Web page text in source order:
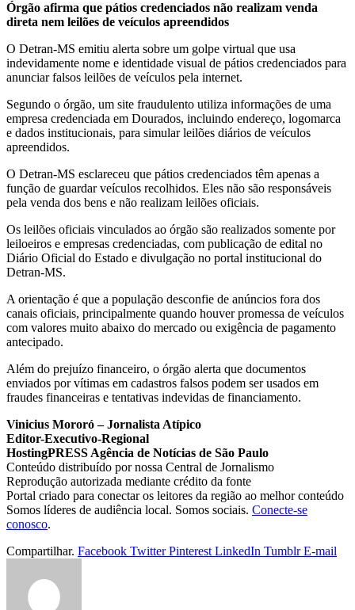
Órgão afirma que pátios credenciados não realizam venda
direta nem leilões de veículos apreendidos
O Detran-MS emitiu alerta sobre um golpe virtual que usa
indevidamente nome e identidade visual de pátios credenciados para
anunciar falsos leilões de veículos pela internet.
Segundo o órgão, um site fraudulento utiliza informações de uma
empresa credenciada em Dourados, incluindo endereço, logomarca
e dados institucionais, para simular leilões diários de veículos
apreendidos.
O Detran-MS esclareceu que pátios credenciados têm apenas a
função de guardar veículos recolhidos. Eles não são responsáveis
pela venda dos bens e não realizam leilões oficiais.
Os leilões oficiais vinculados ao órgão são realizados somente por
leiloeiros e empresas credenciadas, com publicação de edital no
Diário Oficial do Estado e divulgação no portal institucional do
Detran-MS.
A orientação é que a população desconfie de anúncios fora dos
canais oficiais, principalmente quando houver promessa de veículos
com valores muito abaixo do mercado ou exigência de pagamento
antecipado.
Além do prejuízo financeiro, o órgão alerta que documentos
enviados por vítimas em cadastros falsos podem ser usados em
fraudes financeiras e tentativas indevidas de financiamento.
Vinicius Mororó – Jornalista Atípico
Editor-Executivo-Regional
HostingPRESS Agência de Notícias de São Paulo
Conteúdo distribuído por nossa Central de Jornalismo
Reprodução autorizada mediante crédito da fonte
Portal criado para conectar os leitores da região ao melhor conteúdo
Somos líderes de audiência local. Somos sociais. Conecte-se
conosco.
Compartilhar. Facebook Twitter Pinterest LinkedIn Tumblr E-mail